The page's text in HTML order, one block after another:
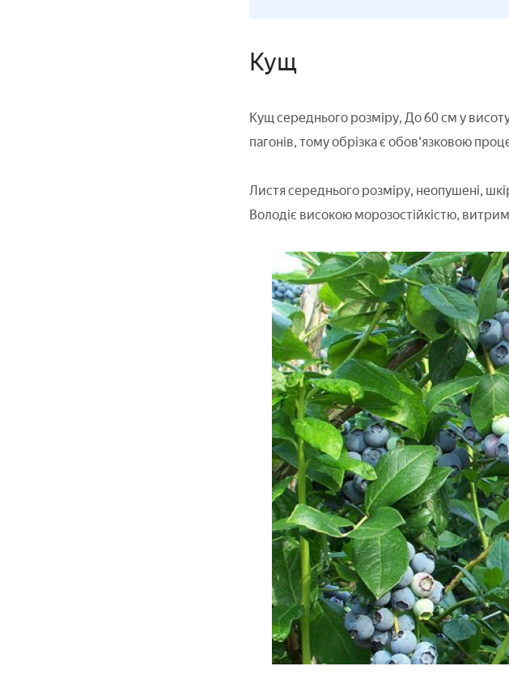
Кущ
Кущ середнього розміру, До 60 см у
пагонів, тому обрізка є обов'язковою
Листя середнього розміру, неопушені,
Володіє високою морозостійкістю,